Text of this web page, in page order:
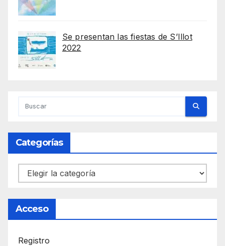
Se presentan las fiestas de S’Illot
2022
Categorías
Categorías
Acceso
Registro